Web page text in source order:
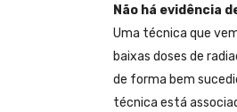
Não há evidência
Uma técnica que
baixas doses de
de forma bem
técnica está